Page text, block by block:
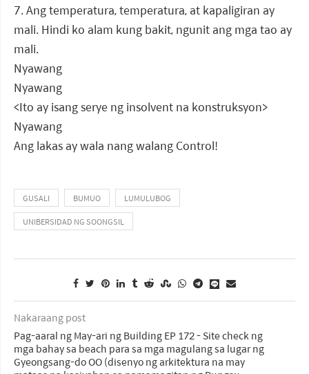
7. Ang temperatura, temperatura, at kapaligiran ay
mali. Hindi ko alam kung bakit, ngunit ang mga tao ay
mali.
Nyawang
Nyawang
<Ito ay isang serye ng insolvent na konstruksyon>
Nyawang
Ang lakas ay wala nang walang Control!
GUSALI BUMUO
LUMULUBOG
UNIBERSIDAD NG SOONGSIL
Nakaraang post
Pag-aaral ng May-ari ng Building EP 172 - Site check ng
mga bahay sa beach para sa mga magulang sa lugar ng
Gyeongsang-do OO (disenyo ng arkitektura na may